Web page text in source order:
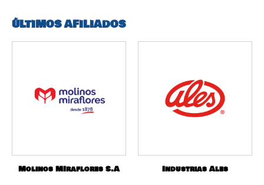
ÚLTIMOS AFILIADOS
Molinos MIraflores S.A Industrias Ales